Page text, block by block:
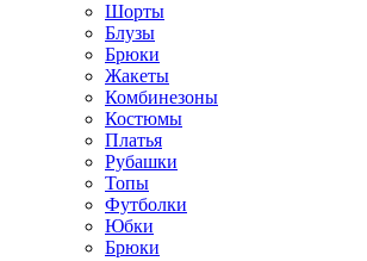
Шорты
Блузы
Брюки
Жакеты
Комбинезоны
Костюмы
Платья
Рубашки
Топы
Футболки
Юбки
Брюки